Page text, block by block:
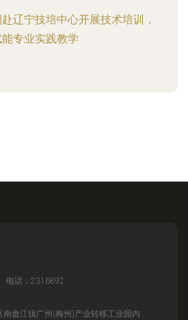
辽宁技培中心开展技术培训，
能专业实践教学
电话：2316892
南畲江镇广州(梅州)产业转移工业园内